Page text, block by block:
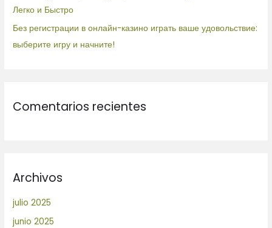
Легко и Быстро
Без регистрации в онлайн-казино играть ваше удовольствие:
выберите игру и начните!
Comentarios recientes
Archivos
julio 2025
junio 2025